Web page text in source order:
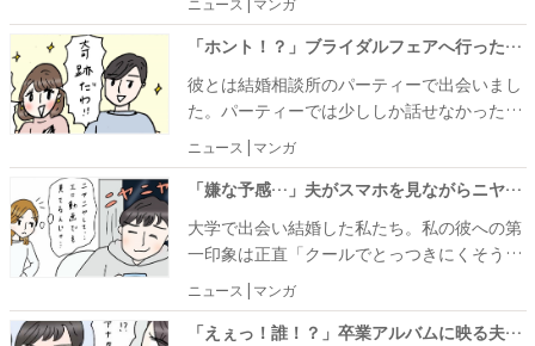
な……と思っていました。彼のことは付き合
う前から素敵な人だなと思っていたのです
が、付き合って２回目のデートのときに彼の
ある行動を見て感動！「この人と結婚した
い！」と決意したきっかけを紹介します。
「ホント！？」ブライダルフェアへ行ったら…彼との結婚を確信させる奇跡が！？
彼とは結婚相談所のパーティーで出会いまし
た。パーティーでは少ししか話せなかったも
のの、「もっと話してみたい」と相談所を通
して私からアタック。 やりとりをはじめてみ
ると、趣味が合うなどどんどん惹かれていき
ました。その後、何回かのデートののちに交
際が始まり、「同棲したい」という彼からの
言葉をきっかけに同棲がスタート。そして同
棲1カ月が経ったころ、私たちに大きな転機
が！
ニュース | マンガ
「嫌な予感…」夫がスマホを見ながらニヤニヤ。怪しさを覚えて覗いてみると…！？
大学で出会い結婚した私たち。私の彼への第
一印象は正直「クールでとっつきにくそう」
でした。しかしその第一印象とは裏腹に、彼
の意外な一面が見えてきて……。私の予想を
超えた彼の仰天エピソードをお話しします。
ニュース | マンガ
「えぇっ！誰！？」卒業アルバムに映る夫の姿に驚愕！そのワケは…